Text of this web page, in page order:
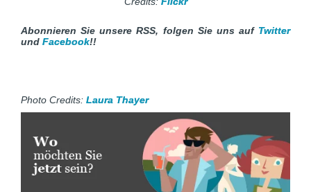
Abonnieren Sie unsere RSS, folgen Sie uns auf Twitter
und Facebook!!
Photo Credits: Laura Thayer